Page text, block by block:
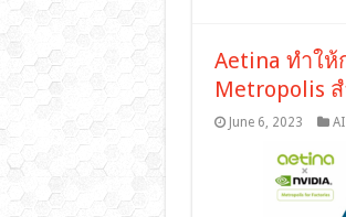
Aetina ทำให้
Metropolis
June 6, 2023